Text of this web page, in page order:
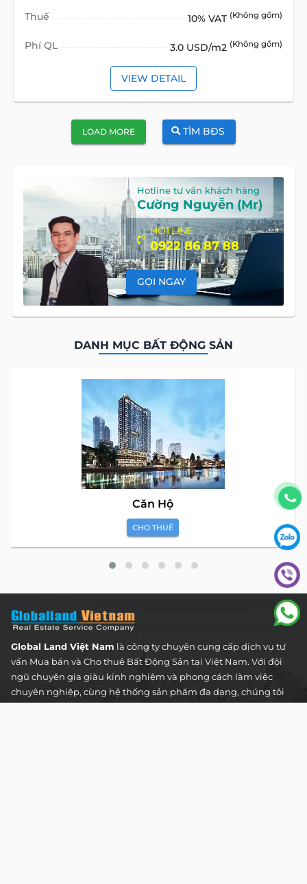
Thuế 10% VAT (Không gồm)
Phí QL 3.0 USD/m2 (Không gồm)
VIEW DETAIL
LOAD MORE TÌM BĐS
Hotline tư vấn khách hàng
Cường Nguyễn (Mr)
HOTLINE
0922 86 87 88
GỌI NGAY
DANH MỤC BẤT ĐỘNG SẢN
Căn Hộ
CHO THUÊ
Global Land Việt Nam là công ty chuyên cung cấp dịch vụ tư
vấn Mua bán và Cho thuê Bất Động Sản tại Việt Nam. Với đội
ngũ chuyên gia giàu kinh nghiệm và phong cách làm việc
chuyên nghiệp, cùng hệ thống sản phẩm đa dạng, chúng tôi